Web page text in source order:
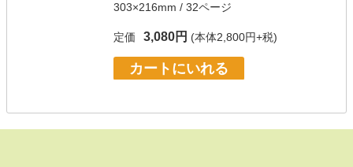
303×216mm / 32ページ
定価 3,080円 (本体2,800円+税)
カートにいれる